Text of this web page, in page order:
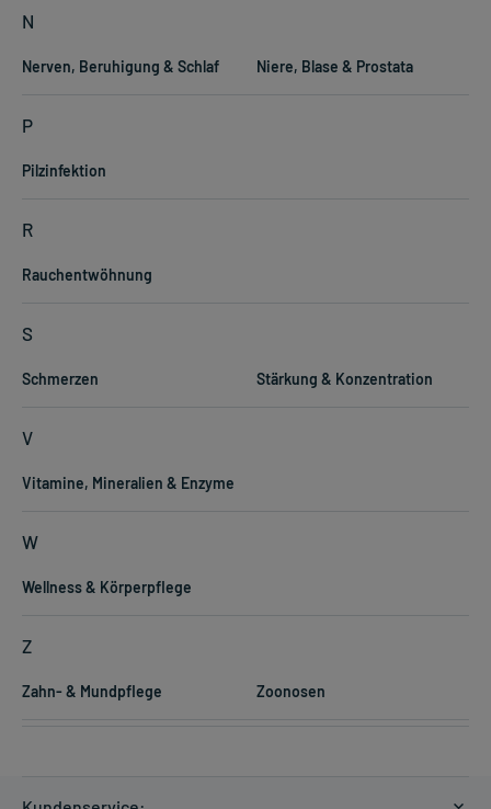
N
Nerven, Beruhigung & Schlaf Niere, Blase & Prostata
P
Pilzinfektion
R
Rauchentwöhnung
S
Schmerzen Stärkung & Konzentration
V
Vitamine, Mineralien & Enzyme
W
Wellness & Körperpflege
Z
Zahn- & Mundpflege Zoonosen